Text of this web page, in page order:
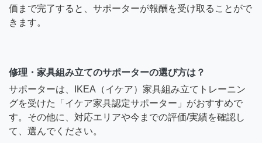
価まで完了すると、サポーターが報酬を受け取ることがで
きます。
修理・家具組み立てのサポーターの選び方は？
サポーターは、IKEA（イケア）家具組み立てトレーニン
グを受けた「イケア家具認定サポーター」がおすすめで
す。その他に、対応エリアや今までの評価/実績を確認し
て、選んでください。